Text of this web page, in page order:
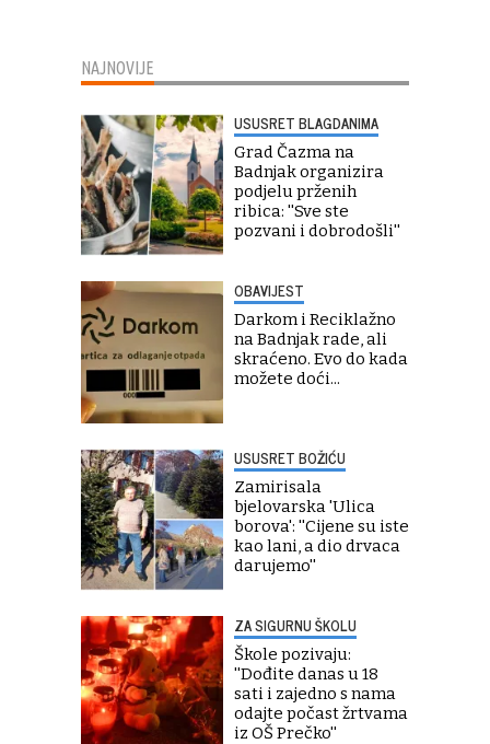
NAJNOVIJE
USUSRET BLAGDANIMA
Grad Čazma na
Badnjak organizira
podjelu prženih
ribica: ''Sve ste
pozvani i dobrodošli''
OBAVIJEST
Darkom i Reciklažno
na Badnjak rade, ali
skraćeno. Evo do kada
možete doći...
USUSRET BOŽIĆU
Zamirisala
bjelovarska 'Ulica
borova': ''Cijene su iste
kao lani, a dio drvaca
darujemo''
ZA SIGURNU ŠKOLU
Škole pozivaju:
''Dođite danas u 18
sati i zajedno s nama
odajte počast žrtvama
iz OŠ Prečko''